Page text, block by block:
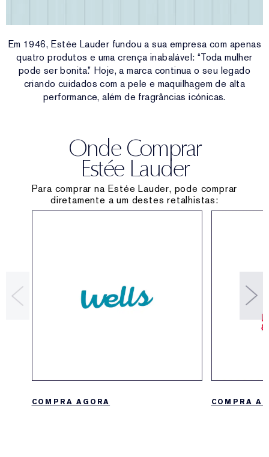
Em 1946, Estée Lauder fundou a sua empresa com apenas
quatro produtos e uma crença inabalável: “Toda mulher
pode ser bonita.” Hoje, a marca continua o seu legado
criando cuidados com a pele e maquilhagem de alta
performance, além de fragrâncias icónicas.
Onde Comprar
Estée Lauder
Para comprar na Estée Lauder, pode comprar
diretamente a um destes retalhistas:
COMPRA AGORA COMPRA